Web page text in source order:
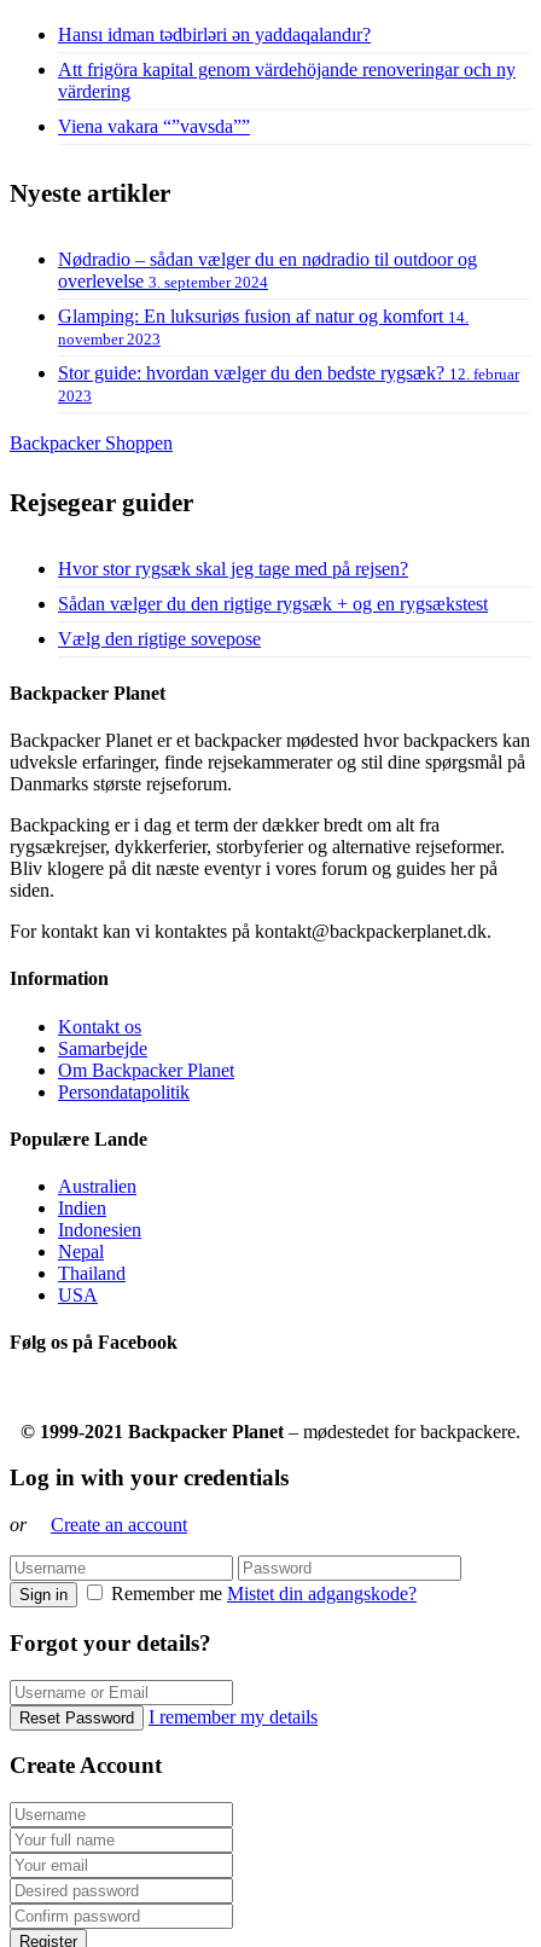
Hansı idman tədbirləri ən yaddaqalandır?
Att frigöra kapital genom värdehöjande renoveringar och ny
värdering
Viena vakara “”vavsda””
Nyeste artikler
Nødradio – sådan vælger du en nødradio til outdoor og
overlevelse 3. september 2024
Glamping: En luksuriøs fusion af natur og komfort 14.
november 2023
Stor guide: hvordan vælger du den bedste rygsæk? 12. februar
2023
Backpacker Shoppen
Rejsegear guider
Hvor stor rygsæk skal jeg tage med på rejsen?
Sådan vælger du den rigtige rygsæk + og en rygsækstest
Vælg den rigtige sovepose
Backpacker Planet
Backpacker Planet er et backpacker mødested hvor backpackers kan
udveksle erfaringer, finde rejsekammerater og stil dine spørgsmål på
Danmarks største rejseforum.
Backpacking er i dag et term der dækker bredt om alt fra
rygsækrejser, dykkerferier, storbyferier og alternative rejseformer.
Bliv klogere på dit næste eventyr i vores forum og guides her på
siden.
For kontakt kan vi kontaktes på kontakt@backpackerplanet.dk.
Information
Kontakt os
Samarbejde
Om Backpacker Planet
Persondatapolitik
Populære Lande
Australien
Indien
Indonesien
Nepal
Thailand
USA
Følg os på Facebook
© 1999-2021 Backpacker Planet – mødestedet for backpackere.
Log in with your credentials
or Create an account
Sign in Remember me Mistet din adgangskode?
Forgot your details?
Reset Password I remember my details
Create Account
Register